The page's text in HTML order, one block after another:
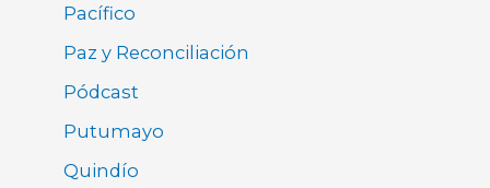
Pacífico
Paz y Reconciliación
Pódcast
Putumayo
Quindío